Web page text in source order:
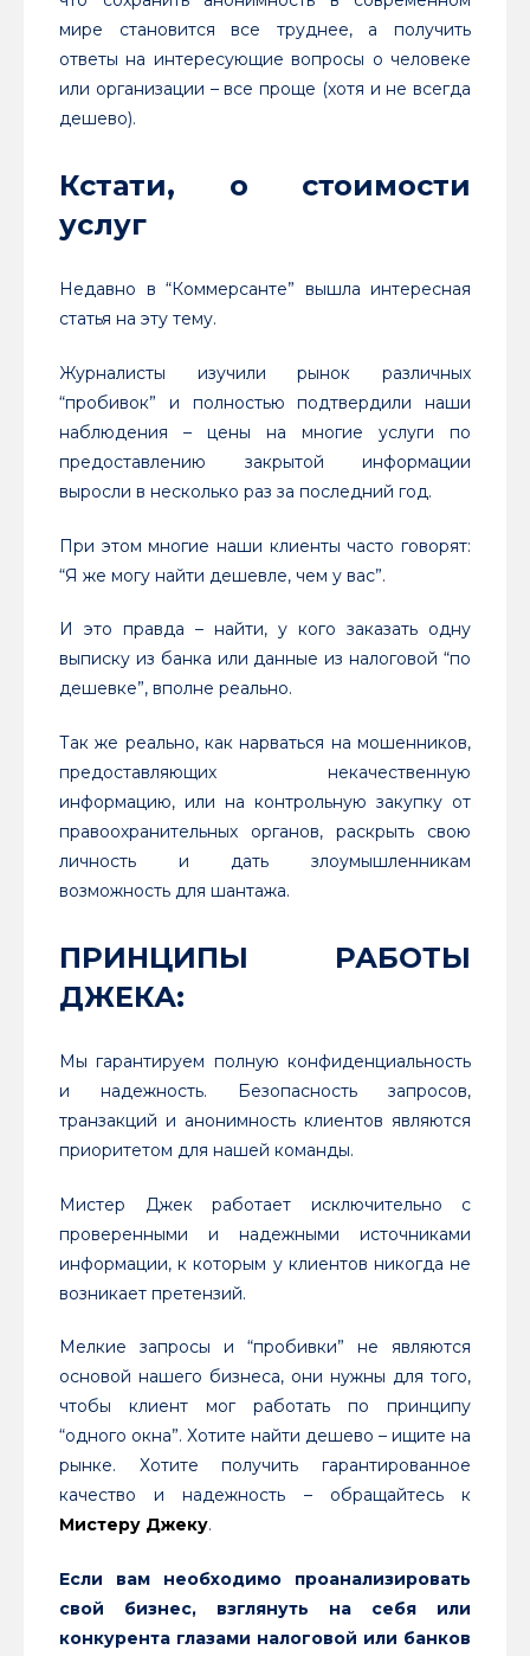
мире становится все труднее, а получить
ответы на интересующие вопросы о человеке
или организации – все проще (хотя и не всегда
дешево).
Кстати, о стоимости
услуг
Недавно в “Коммерсанте” вышла интересная
статья на эту тему.
Журналисты изучили рынок различных
“пробивок” и полностью подтвердили наши
наблюдения – цены на многие услуги по
предоставлению закрытой информации
выросли в несколько раз за последний год.
При этом многие наши клиенты часто говорят:
“Я же могу найти дешевле, чем у вас”.
И это правда – найти, у кого заказать одну
выписку из банка или данные из налоговой “по
дешевке”, вполне реально.
Так же реально, как нарваться на мошенников,
предоставляющих некачественную
информацию, или на контрольную закупку от
правоохранительных органов, раскрыть свою
личность и дать злоумышленникам
возможность для шантажа.
ПРИНЦИПЫ РАБОТЫ
ДЖЕКА:
Мы гарантируем полную конфиденциальность
и надежность. Безопасность запросов,
транзакций и анонимность клиентов являются
приоритетом для нашей команды.
Мистер Джек работает исключительно с
проверенными и надежными источниками
информации, к которым у клиентов никогда не
возникает претензий.
Мелкие запросы и “пробивки” не являются
основой нашего бизнеса, они нужны для того,
чтобы клиент мог работать по принципу
“одного окна”. Хотите найти дешево – ищите на
рынке. Хотите получить гарантированное
качество и надежность – обращайтесь к
Мистеру Джеку.
Если вам необходимо проанализировать
свой бизнес, взглянуть на себя или
конкурента глазами налоговой или банков